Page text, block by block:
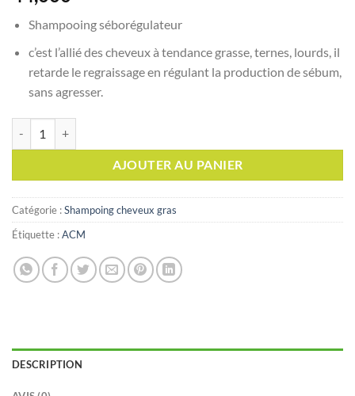
Shampooing séborégulateur
c’est l’allié des cheveux à tendance grasse, ternes, lourds, il
retarde le regraissage en régulant la production de sébum,
sans agresser.
AJOUTER AU PANIER
Catégorie :Shampoing cheveux gras
Étiquette :ACM
DESCRIPTION